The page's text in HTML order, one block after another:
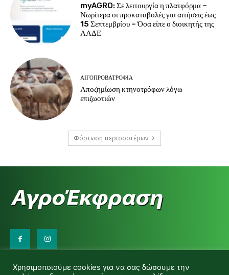
myAGRO: Σε λειτουργία η πλατφόρμα –
Νωρίτερα οι προκαταβολές για αιτήσεις έως
15 Σεπτεμβρίου – Όσα είπε ο διοικητής της
ΑΑΔΕ
ΑΙΓΟΠΡΟΒΑΤΡΟΦΊΑ
Αποζημίωση κτηνοτρόφων λόγω
επιζωοτιών
Φόρτωση περισσοτέρων
d.makas@yahoo.gr
Χρησιμοποιούμε cookies για να σας δώσουμε την